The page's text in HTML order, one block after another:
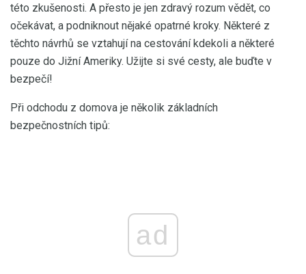
této zkušenosti. A přesto je jen zdravý rozum vědět, co
očekávat, a podniknout nějaké opatrné kroky. Některé z
těchto návrhů se vztahují na cestování kdekoli a některé
pouze do Jižní Ameriky. Užijte si své cesty, ale buďte v
bezpečí!
Při odchodu z domova je několik základních
bezpečnostních tipů:
ad